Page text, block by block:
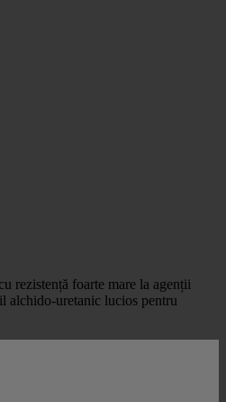
rezistență foarte mare la agenții
alchido-uretanic lucios pentru